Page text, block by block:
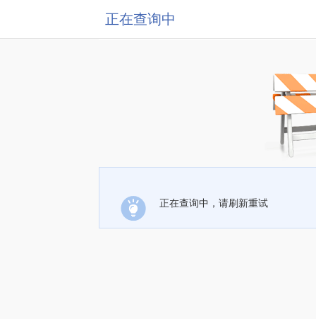
正在查询中
正在查询中，请刷新重试